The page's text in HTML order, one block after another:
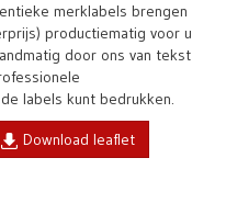
merklabels brengen
productiematig voor u
door ons van tekst
labels kunt bedrukken.
Download leaflet